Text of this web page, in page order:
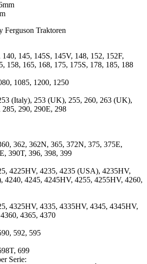
Ferguson Traktoren
145, 145S, 145V, 148, 152, 152F,
158, 165, 168, 175, 175S, 178, 185, 188
1085, 1200, 1250
(Italy), 253 (UK), 255, 260, 263 (UK),
285, 290, 290E, 298
362, 362N, 365, 372N, 375, 375E,
390T, 396, 398, 399
4225HV, 4235, 4235 (USA), 4235HV,
4240, 4245, 4245HV, 4255, 4255HV, 4260,
4325HV, 4335, 4335HV, 4345, 4345HV,
4365, 4370
592, 595
699
Serie: